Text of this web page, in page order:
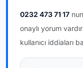
0232 473 71 17
onaylı yorum vardır
kullanıcı iddiaları